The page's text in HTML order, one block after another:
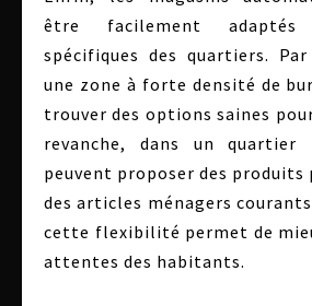
être facilement adaptés
spécifiques des quartiers.
une zone à forte densité de
trouver des options saines
revanche, dans un quartier
peuvent proposer des produits
des articles ménagers
cette flexibilité permet de
attentes des habitants.